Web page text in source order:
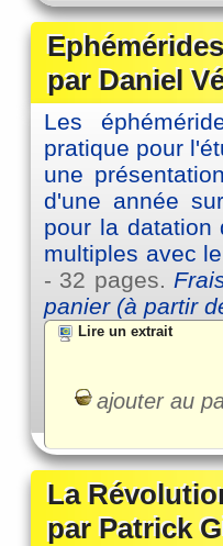
par Daniel
Les
pratique pour
une
d'une année
pour la datation
multiples avec
- 32 pages.
panier (à partir
Lire un extrait
ajouter au
La
par Patrick